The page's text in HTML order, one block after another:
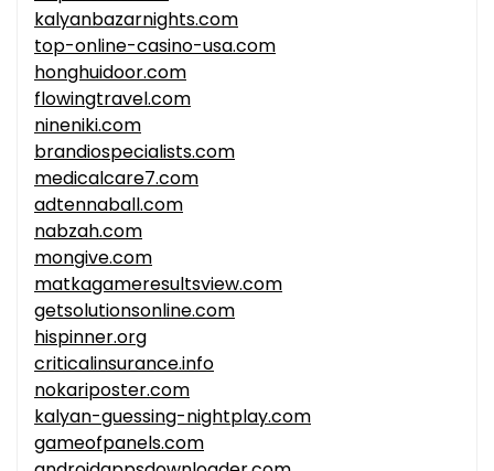
kalyanbazarnights.com
top-online-casino-usa.com
honghuidoor.com
flowingtravel.com
nineniki.com
brandiospecialists.com
medicalcare7.com
adtennaball.com
nabzah.com
mongive.com
matkagameresultsview.com
getsolutionsonline.com
hispinner.org
criticalinsurance.info
nokariposter.com
kalyan-guessing-nightplay.com
gameofpanels.com